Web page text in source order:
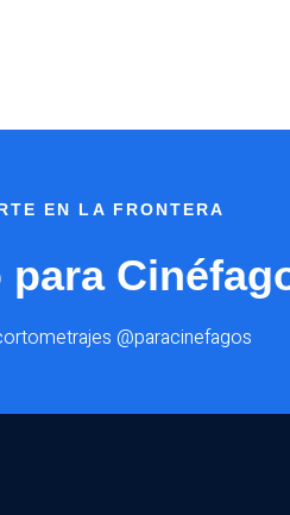
EN LA FRONTERA
@paracinefagos